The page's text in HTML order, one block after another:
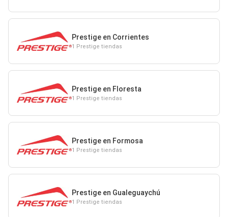
Prestige en Corrientes
1 Prestige tiendas
Prestige en Floresta
1 Prestige tiendas
Prestige en Formosa
1 Prestige tiendas
Prestige en Gualeguaychú
1 Prestige tiendas